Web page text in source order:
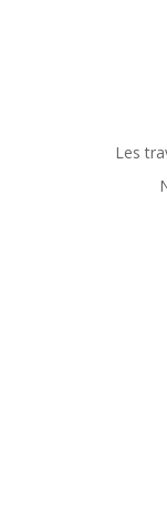
Les